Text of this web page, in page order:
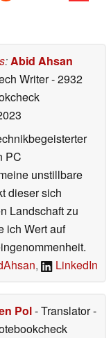
:Abid Ahsan
Writer- 2932
PC
unstillbare
dieser sich
Landschaft zu
ich Wert auf
, LinkedIn
Pol- Translator-